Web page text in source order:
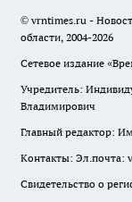
© vrntimes.ru -
области, 2004-2026
Сетевое издание
Учредитель:
Владимирович
Главный редактор:
Контакты: Эл.почта:
Свидетельство о